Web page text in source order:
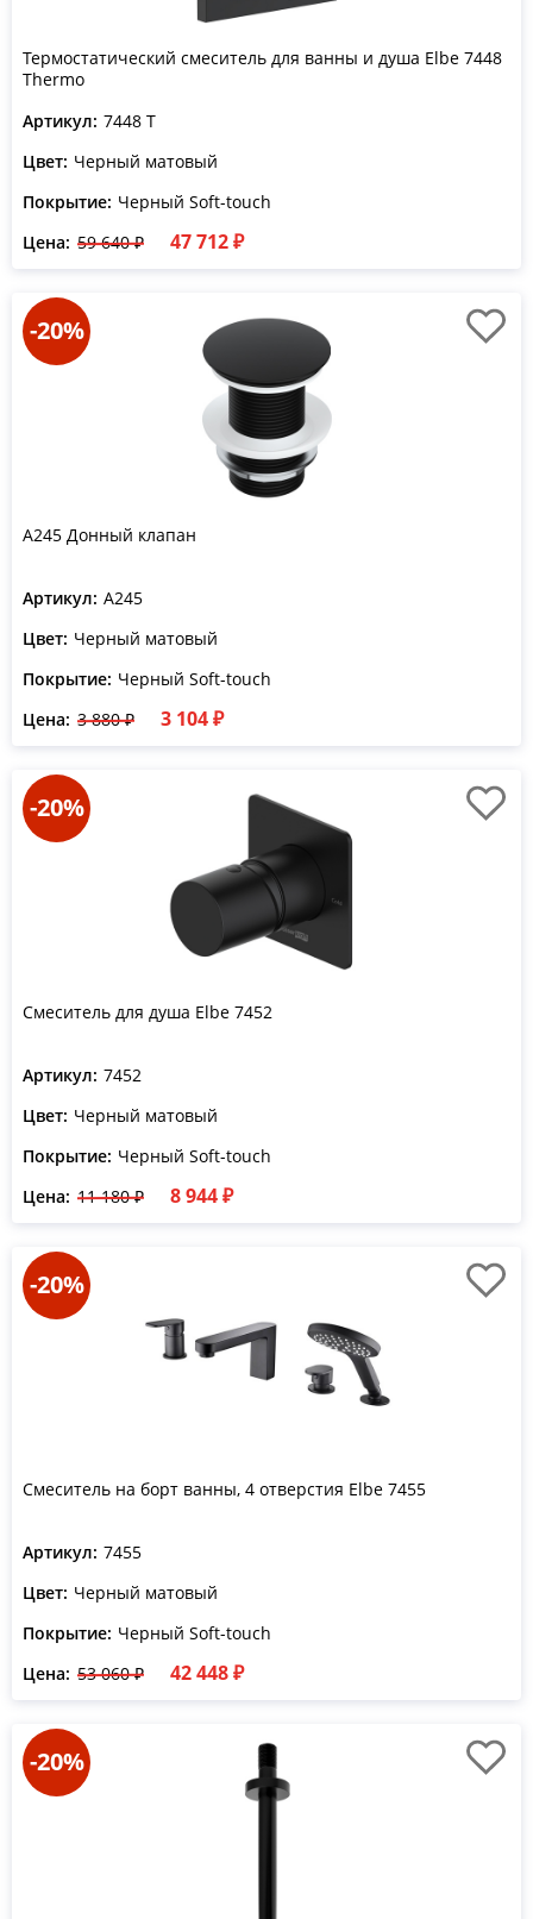
Термостатический смеситель для ванны и душа Elbe 7448
Thermo
Артикул: 7448 T
Цвет: Черный матовый
Покрытие: Черный Soft-touch
Цена: 59 640 ₽ 47 712 ₽
-20%
A245 Донный клапан
Артикул: A245
Цвет: Черный матовый
Покрытие: Черный Soft-touch
Цена: 3 880 ₽ 3 104 ₽
-20%
Смеситель для душа Elbe 7452
Артикул: 7452
Цвет: Черный матовый
Покрытие: Черный Soft-touch
Цена: 11 180 ₽ 8 944 ₽
-20%
Смеситель на борт ванны, 4 отверстия Elbe 7455
Артикул: 7455
Цвет: Черный матовый
Покрытие: Черный Soft-touch
Цена: 53 060 ₽ 42 448 ₽
-20%